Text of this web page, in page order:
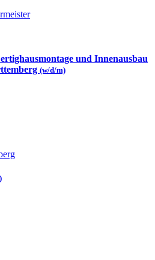
und Innenausbau
(w/d/m)